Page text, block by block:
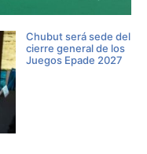
Chubut será sede del
cierre general de los
Juegos Epade 2027